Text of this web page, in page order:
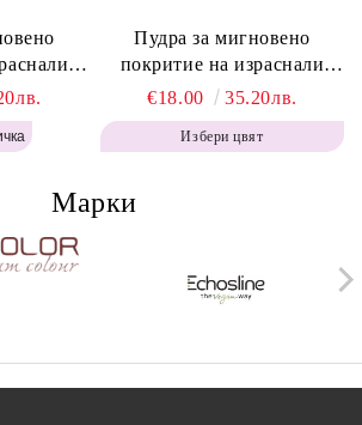
-
H643
Пудра за мигновено
покритие на израснали
корени Кафяво - Labor Pro
Instant Retouch Powder -
Brown H642
€18.00 35.20лв.
Избери цвят
Марки